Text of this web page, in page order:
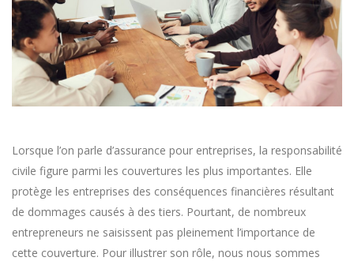
Lorsque l’on parle d’assurance pour entreprises, la responsabilité
civile figure parmi les couvertures les plus importantes. Elle
protège les entreprises des conséquences financières résultant
de dommages causés à des tiers. Pourtant, de nombreux
entrepreneurs ne saisissent pas pleinement l’importance de
cette couverture. Pour illustrer son rôle, nous nous sommes